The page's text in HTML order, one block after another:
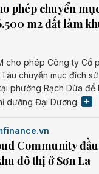
phép chuyển
m2 đất làm
cho phép Công ty Cổ
chuyển mục đích
phường Rạch Dừa để
dưỡng Đại Dương.
Community
đô thị ở Sơn La